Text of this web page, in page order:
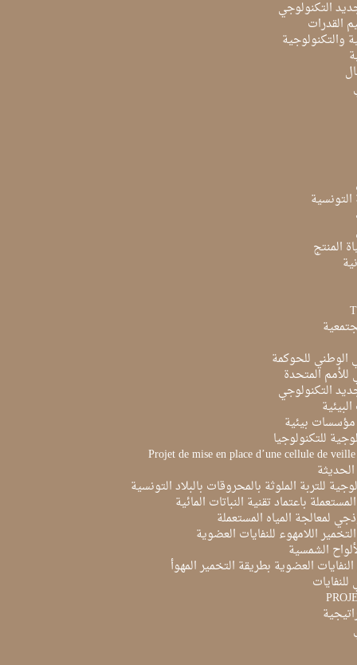
التكنولوجي
القدرات
والتكنولوجية
التونسية
المنتج
الوطني للحوكمة
للأمم المتحدة
التكنولوجي
بيئية
للتكنولوجيا
Projet de mise en place d’une cellule de
للتربة الملوثة بالمحروقات بالبلاد التونسية
باعتماد تقنية النباتات المائية
لمعالجة المياه المستعملة
اللامهوء للنفايات العضوية
الشمسية
العضوية بطريقة التخمير المهوأ
للنفايات